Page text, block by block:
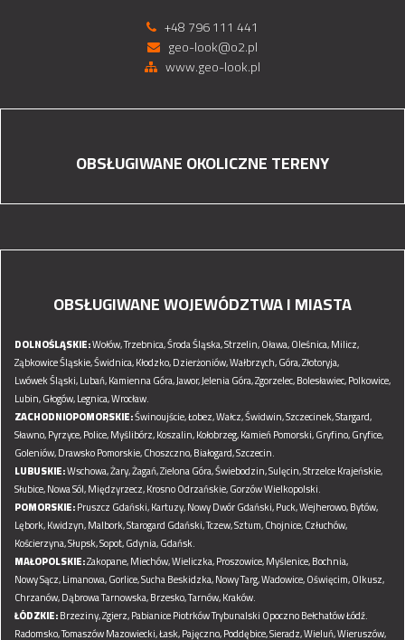
+48 796 111 441
geo-look@o2.pl
www.geo-look.pl
OBSŁUGIWANE OKOLICZNE TERENY
OBSŁUGIWANE WOJEWÓDZTWA I MIASTA
DOLNOŚLĄSKIE:Wołów,Trzebnica,Środa Śląska,Strzelin,Oława,Oleśnica,Milicz,
Ząbkowice Śląskie,Świdnica,Kłodzko,Dzierżoniów,Wałbrzych,Góra,Złotoryja,
Lwówek Śląski,Lubań,Kamienna Góra,Jawor,Jelenia Góra,Zgorzelec,Bolesławiec,Polkowice,
Lubin,Głogów,Legnica,Wrocław.
ZACHODNIOPOMORSKIE:Świnoujście,Łobez,Wałcz,Świdwin,Szczecinek,Stargard,
Sławno,Pyrzyce,Police,Myślibórz,Koszalin,Kołobrzeg,Kamień Pomorski,Gryfino,Gryfice,
Goleniów,Drawsko Pomorskie,Choszczno,Białogard,Szczecin.
LUBUSKIE:Wschowa,Żary,Żagań,Zielona Góra,Świebodzin,Sulęcin,Strzelce Krajeńskie,
Słubice,Nowa Sól,Międzyrzecz,Krosno Odrzańskie,Gorzów Wielkopolski.
POMORSKIE:Pruszcz Gdański,Kartuzy,Nowy Dwór Gdański,Puck,Wejherowo,Bytów,
Lębork,Kwidzyn,Malbork,Starogard Gdański,Tczew,Sztum,Chojnice,Człuchów,
Kościerzyna,Słupsk,Sopot,Gdynia,Gdańsk.
MAŁOPOLSKIE:Zakopane,Miechów,Wieliczka,Proszowice,Myślenice,Bochnia,
Nowy Sącz,Limanowa,Gorlice,Sucha Beskidzka,Nowy Targ,Wadowice,Oświęcim,Olkusz,
Chrzanów,Dąbrowa Tarnowska,Brzesko,Tarnów,Kraków.
ŁÓDZKIE:Brzeziny,Zgierz,PabianicePiotrków Trybunalski OpocznoBełchatówŁódź.
Radomsko,Tomaszów Mazowiecki,Łask,Pajęczno,Poddębice,Sieradz,Wieluń,Wieruszów,